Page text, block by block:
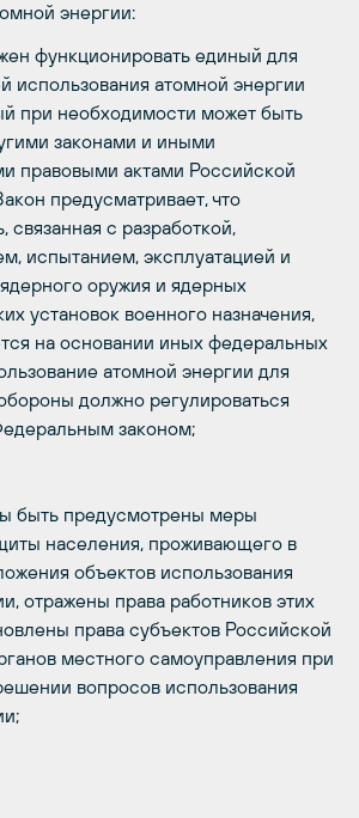
энергии:
функционировать единый для
использования атомной энергии
при необходимости может быть
законами и иными
правовыми актами Российской
предусматривает, что
связанная с разработкой,
испытанием, эксплуатацией и
оружия и ядерных
установок военного назначения,
на основании иных федеральных
атомной энергии для
должно регулироваться
законом;
быть предусмотрены меры
населения, проживающего в
объектов использования
отражены права работников этих
права субъектов Российской
местного самоуправления при
вопросов использования